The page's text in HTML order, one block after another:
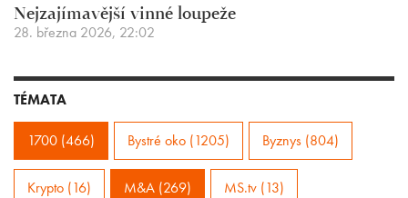
Nejzajímavější vinné loupeže
28. března 2026, 22:02
TÉMATA
1700 (466) Bystré oko (1205) Byznys (804)
Krypto (16) M&A (269) MS.tv (13)